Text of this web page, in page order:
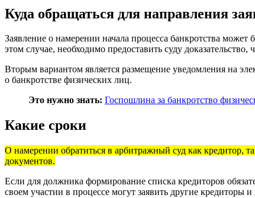
Куда обращаться для направления
Заявление о намерении начала процесса банкротства
этом случае, необходимо предоставить суду
Вторым вариантом является размещение уведомления на
о банкротстве физических лиц.
Это нужно знать: Госпошлина за банкротство
Какие сроки
О намерении обратиться в арбитражный суд как кредитор,
документов.
Если для должника формирование списка кредиторов
своем участии в процессе могут заявить другие кредиторы